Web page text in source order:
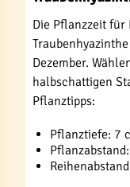
Die Pflanzzeit
Dezember.
halbschattigen
Pflanztipps:
Pflanztiefe: 7